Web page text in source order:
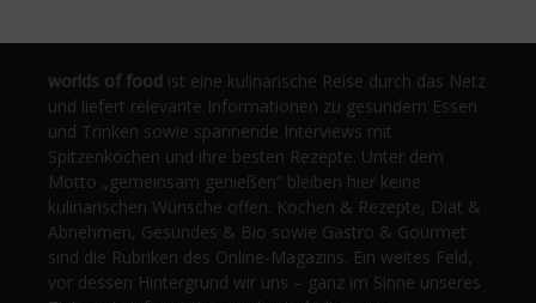
worlds of food ist eine kulinarische Reise durch das Netz
und liefert relevante Informationen zu gesundem Essen
und Trinken sowie spannende Interviews mit
Spitzenköchen und ihre besten Rezepte. Unter dem
Motto „gemeinsam genießen“ bleiben hier keine
kulinarischen Wünsche offen. Kochen & Rezepte, Diät &
Abnehmen, Gesundes & Bio sowie Gastro & Gourmet
sind die Rubriken des Online-Magazins. Ein weites Feld,
vor dessen Hintergrund wir uns – ganz im Sinne unseres